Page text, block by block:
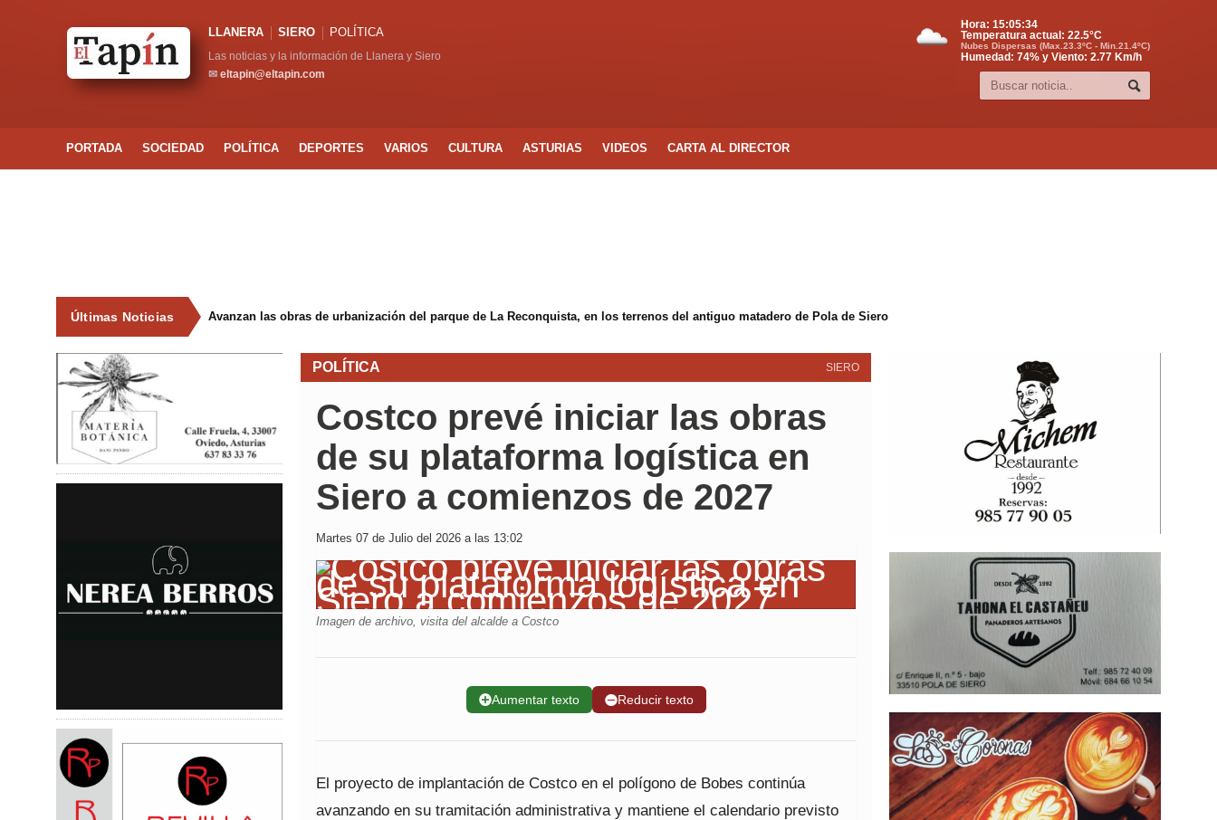
LLANERA SIERO POLÍTICA
Las noticias y la información de Llanera y Siero
✉ eltapin@eltapin.com
Hora: 15:05:35
Temperatura actual: 22.5°C
Nubes Dispersas (Max.23.3ºC - Min.21.4ºC)
Humedad: 74% y Viento: 2.77 Km/h
PORTADA SOCIEDAD POLÍTICA DEPORTES VARIOS CULTURA ASTURIAS VIDEOS CARTA AL DIRECTOR
Últimas Noticias Avanzan las obras de urbanización del parque de La Reconquista, en los terrenos del antiguo matadero de Pola de Siero
SIERO
POLÍTICA
Costco prevé iniciar las obras
de su plataforma logística en
Siero a comienzos de 2027
Martes 07 de Julio del 2026 a las 13:02
Imagen de archivo, visita del alcalde a Costco
➕Aumentar texto ➖Reducir texto
El proyecto de implantación de Costco en el polígono de Bobes continúa
avanzando en su tramitación administrativa y mantiene el calendario previsto